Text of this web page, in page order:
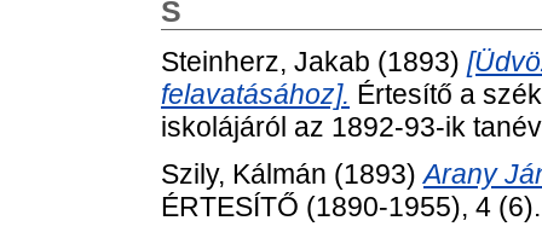
S
Steinherz, Jakab (1893)
felavatásához]. Értesítő a
iskolájáról az 1892-93-ik
Szily, Kálmán (1893)Arany
ÉRTESÍTŐ (1890-1955), 4